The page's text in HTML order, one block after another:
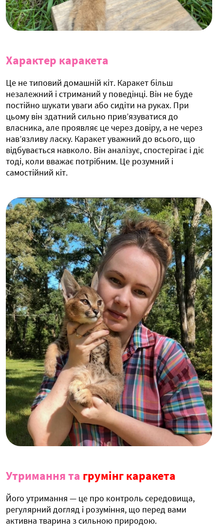
Характер каракета
Це не типовий домашній кіт. Каракет більш
незалежний і стриманий у поведінці. Він не буде
постійно шукати уваги або сидіти на руках. При
цьому він здатний сильно прив’язуватися до
власника, але проявляє це через довіру, а не через
нав’язливу ласку. Каракет уважний до всього, що
відбувається навколо. Він аналізує, спостерігає і діє
тоді, коли вважає потрібним. Це розумний і
самостійний кіт.
Утримання та грумінг каракета
Його утримання — це про контроль середовища,
регулярний догляд і розуміння, що перед вами
активна тварина з сильною природою.